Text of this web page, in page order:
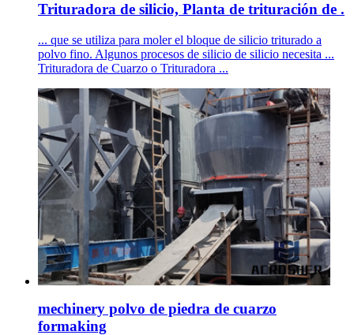
Trituradora de silicio, Planta de trituración de .
... que se utiliza para moler el bloque de silicio triturado a
polvo fino. Algunos procesos de silicio de silicio necesita ...
Trituradora de Cuarzo o Trituradora ...
mechinery polvo de piedra de cuarzo
formaking